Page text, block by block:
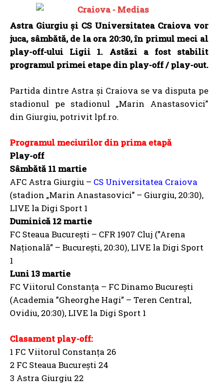
Astra Giurgiu şi CS Universitatea Craiova vor
juca, sâmbătă, de la ora 20:30, în primul meci al
play-off-ului Ligii 1. Astăzi a fost stabilit
programul primei etape din play-off / play-out.
Partida dintre Astra și Craiova se va disputa pe
stadionul pe stadionul „Marin Anastasovici”
din Giurgiu, potrivit lpf.ro.
Programul meciurilor din prima etapă
Play-off
Sâmbătă 11 martie
AFC Astra Giurgiu – CS Universitatea Craiova
(stadion „Marin Anastasovici” – Giurgiu, 20:30),
LIVE la Digi Sport 1
Duminică 12 martie
FC Steaua Bucureşti – CFR 1907 Cluj (”Arena
Naţională” – Bucureşti, 20:30), LIVE la Digi Sport
1
Luni 13 martie
FC Viitorul Constanţa – FC Dinamo Bucureşti
(Academia ”Gheorghe Hagi” – Teren Central,
Ovidiu, 20:30), LIVE la Digi Sport 1
Clasament play-off:
1 FC Viitorul Constanţa 26
2 FC Steaua Bucureşti 24
3 Astra Giurgiu 22